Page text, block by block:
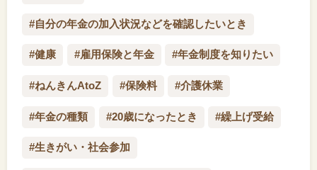
#自分の年金の加入状況などを確認したいとき
#健康 #雇用保険と年金 #年金制度を知りたい
#ねんきんAtoZ #保険料 #介護休業
#年金の種類 #20歳になったとき #繰上げ受給
#生きがい・社会参加